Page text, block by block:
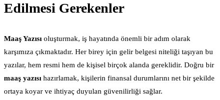
Edilmesi Gerekenler
Maaş Yazısı oluşturmak, iş hayatında önemli bir adım olarak
karşımıza çıkmaktadır. Her birey için gelir belgesi niteliği taşıyan bu
yazılar, hem resmi hem de kişisel birçok alanda gereklidir. Doğru bir
maaş yazısı hazırlamak, kişilerin finansal durumlarını net bir şekilde
ortaya koyar ve ihtiyaç duyulan güvenilirliği sağlar.